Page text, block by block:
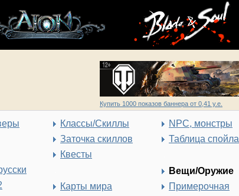
Купить 1000 показов баннера от 0,41 у.е.
Классы/Скиллы
Заточка скиллов
Квесты
Карты мира
NPC, монстры
Таблица спойла
Вещи/Оружие
Примерочная